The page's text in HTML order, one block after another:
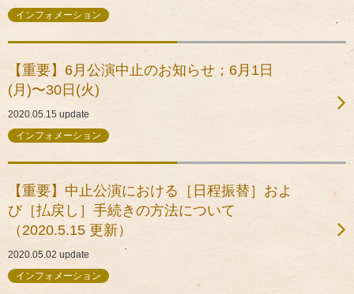
インフォメーション
【重要】6月公演中止のお知らせ；6月1日
(月)〜30日(火)
2020.05.15 update
インフォメーション
【重要】中止公演における［日程振替］およ
び［払戻し］手続きの方法について
（2020.5.15 更新）
2020.05.02 update
インフォメーション